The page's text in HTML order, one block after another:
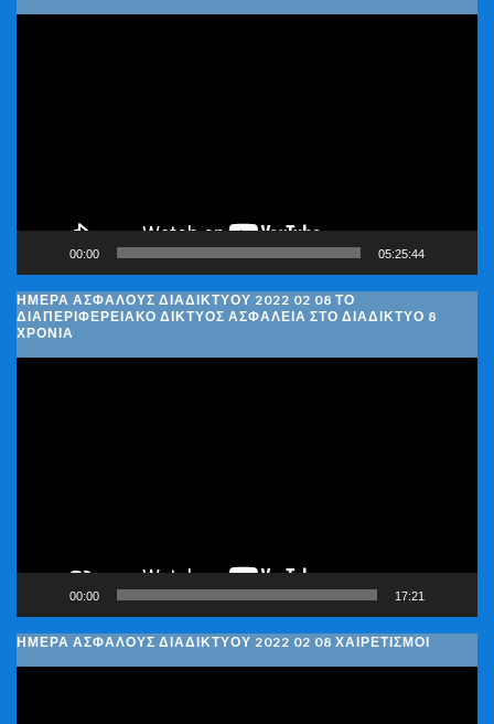
00:00 05:25:44
ΗΜΈΡΑ ΑΣΦΑΛΟΎΣ ΔΙΑΔΙΚΤΎΟΥ 2022 02 08 ΤΟ
ΔΙΑΠΕΡΙΦΕΡΕΙΑΚΌ ΔΊΚΤΥΟΣ ΑΣΦΆΛΕΙΑ ΣΤΟ ΔΙΑΔΊΚΤΥΟ 8
ΧΡΌΝΙΑ
00:00 17:21
ΗΜΈΡΑ ΑΣΦΑΛΟΎΣ ΔΙΑΔΙΚΤΎΟΥ 2022 02 08 ΧΑΙΡΕΤΙΣΜΟΊ